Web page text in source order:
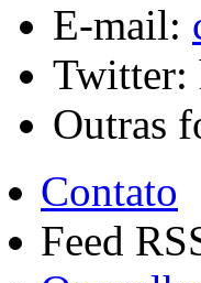
E-mail:
Twitter:
Outras
Contato
Feed